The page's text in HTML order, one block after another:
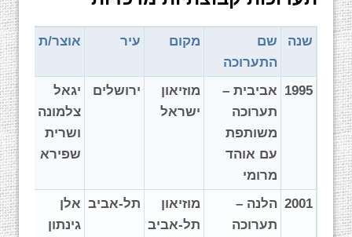
שנה
שם
התערוכה
מקום עיר אוצר/ת
1995 אביבית –
תערוכה
משותפת
עם אוהד
מרומי
מוזיאון
ישראל
ירושלים
יגאל
צלמונה
ושרית
שפירא
2001 הלנה –
תערוכה
מוזיאון
תל-אביב
תל-אביב אלן
גינתון